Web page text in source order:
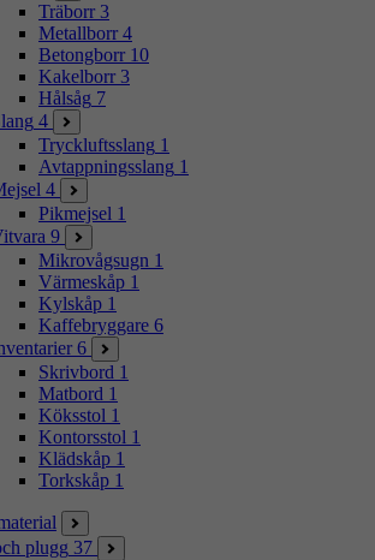
Träborr 3
Metallborr 4
Betongborr 10
Kakelborr 3
Hålsåg 7
4
Tryckluftsslang 1
Avtappningsslang 1
4
Pikmejsel 1
9
Mikrovågsugn 1
Värmeskåp 1
Kylskåp 1
Kaffebryggare 6
6
Skrivbord 1
Matbord 1
Köksstol 1
Kontorsstol 1
Klädskåp 1
Torkskåp 1
plugg 37